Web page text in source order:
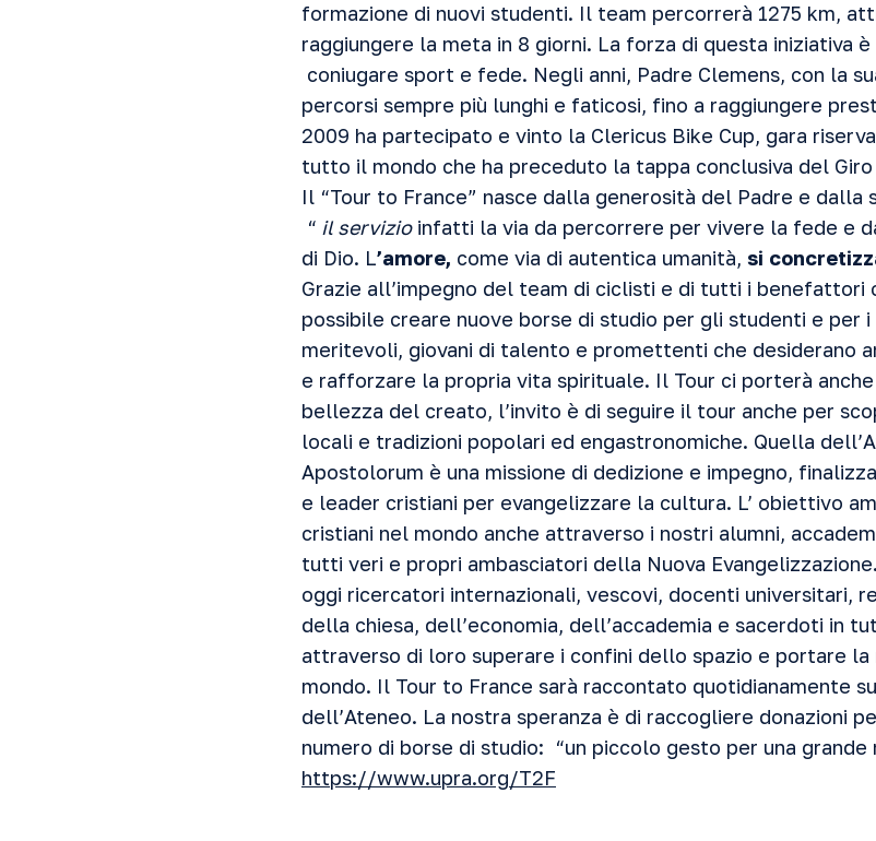
formazione di nuovi studenti. Il team percorrerà 1275 km,
raggiungere la meta in 8 giorni. La forza di questa iniziativa
coniugare sport e fede. Negli anni, Padre Clemens, con la
percorsi sempre più lunghi e faticosi, fino a raggiungere
2009 ha partecipato e vinto la Clericus Bike Cup, gara
tutto il mondo che ha preceduto la tappa conclusiva del
Il “Tour to France” nasce dalla generosità del Padre e dalla
“ il servizioinfatti la via da percorrere per vivere la fede e
di Dio. L’amore, come via di autentica umanità, si
Grazie all’impegno del team di ciclisti e di tutti i benefattori
possibile creare nuove borse di studio per gli studenti e per
meritevoli, giovani di talento e promettenti che desiderano
e rafforzare la propria vita spirituale. Il Tour ci porterà
bellezza del creato, l’invito è di seguire il tour anche per
locali e tradizioni popolari ed engastronomiche. Quella
Apostolorum è una missione di dedizione e impegno,
e leader cristiani per evangelizzare la cultura. L’ obiettivo
cristiani nel mondo anche attraverso i nostri alumni,
tutti veri e propri ambasciatori della Nuova
oggi ricercatori internazionali, vescovi, docenti universitari,
della chiesa, dell’economia, dell’accademia e sacerdoti in
attraverso di loro superare i confini dello spazio e portare la
mondo. Il Tour to France sarà raccontato quotidianamente
dell’Ateneo. La nostra speranza è di raccogliere donazioni
numero di borse di studio: “un piccolo gesto per una grande
https://www.upra.org/T2F